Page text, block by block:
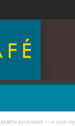
principais — e vice-